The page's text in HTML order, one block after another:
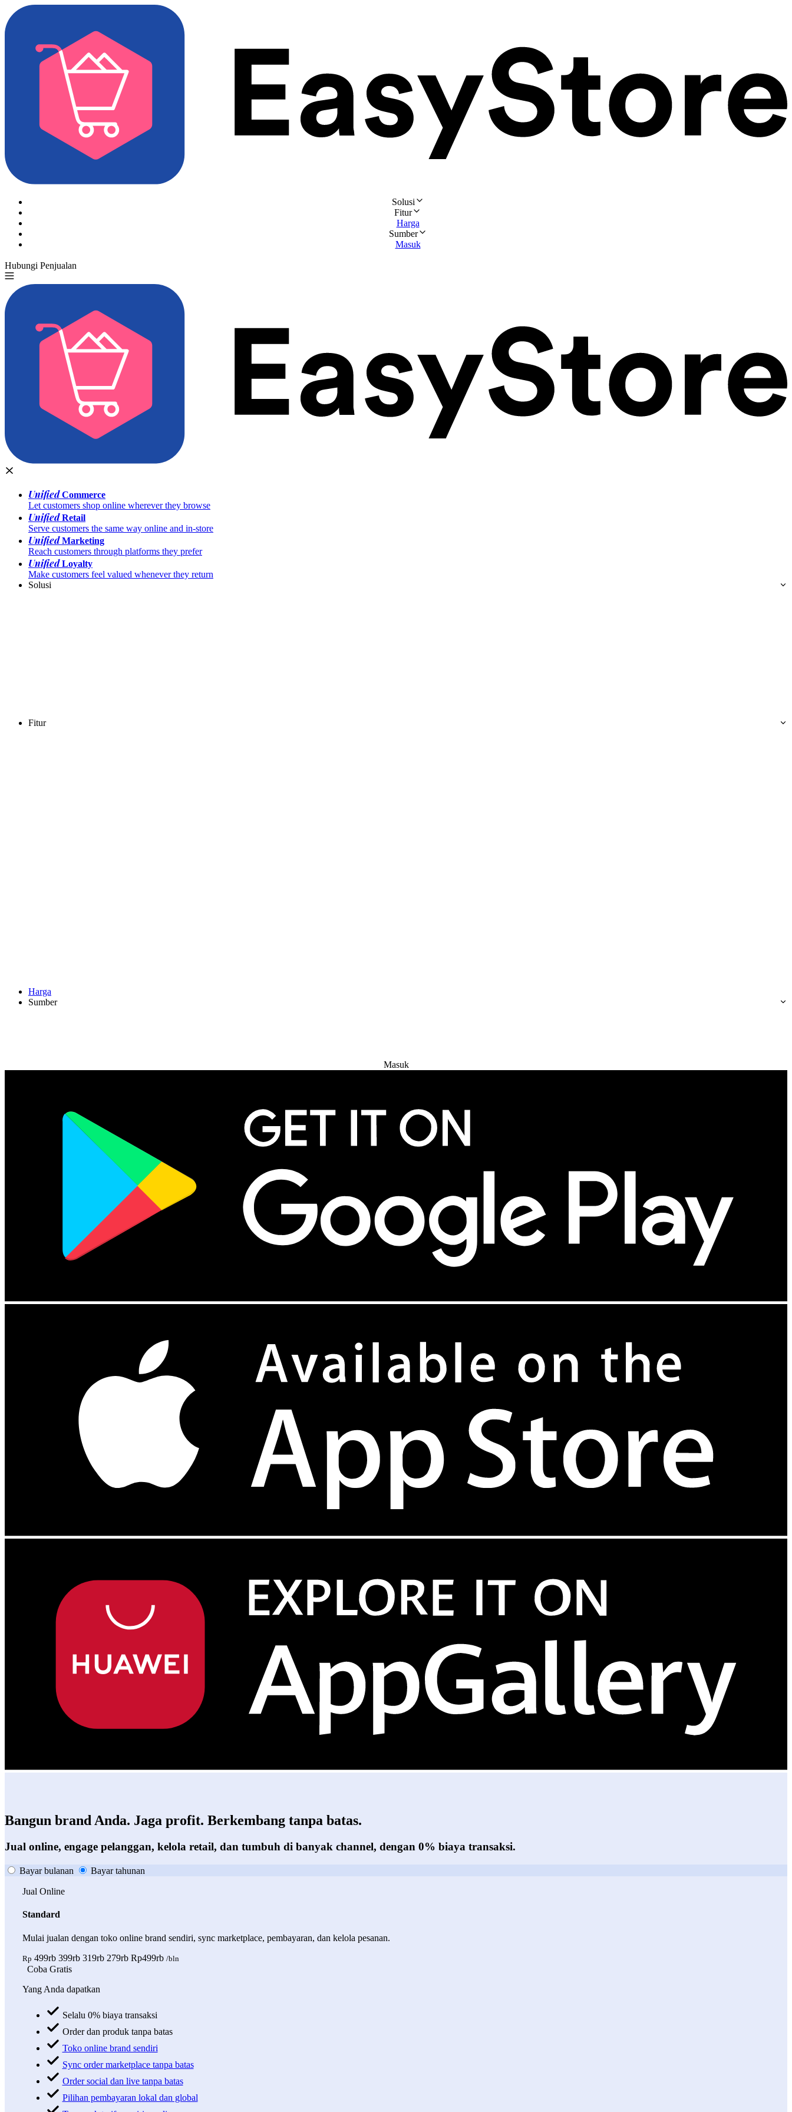
Solusi
Fitur
Harga
Sumber
Masuk
Hubungi Penjualan
UnifiedCommerce
Let customers shop online wherever they browse
UnifiedRetail
Serve customers the same way online and in-store
UnifiedMarketing
Reach customers through platforms they prefer
UnifiedLoyalty
Make customers feel valued whenever they return
Solusi
Fitur
Harga
Sumber
Masuk
Bangun brand Anda. Jaga profit. Berkembang tanpa batas.
Jual online, engage pelanggan, kelola retail, dan tumbuh di banyak channel, dengan 0% biaya transaksi.
Bayar bulanan Bayar tahunan
Jual Online
Standard
Mulai jualan dengan toko online brand sendiri, sync marketplace, pembayaran, dan kelola pesanan.
Rp 499rb 399rb 319rb 279rb Rp499rb /bln
Coba Gratis
Yang Anda dapatkan
Selalu 0% biaya transaksi
Order dan produk tanpa batas
Toko online brand sendiri
Sync order marketplace tanpa batas
Order social dan live tanpa batas
Pilihan pembayaran lokal dan global